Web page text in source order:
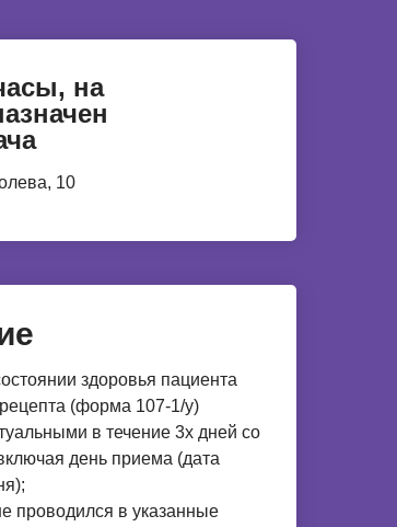
на
10
здоровья пациента
(форма 107-1/у)
в течение 3х дней со
день приема (дата
проводился в указанные